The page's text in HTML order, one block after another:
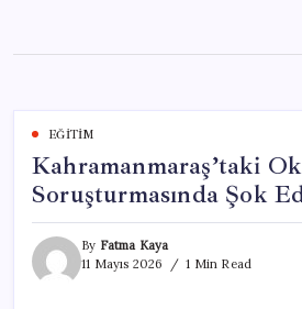
content
EĞITIM
Kahramanmaraş’taki
Soruşturmasında Şok
By Fatma Kaya
11 Mayıs 2026
1 Min Read